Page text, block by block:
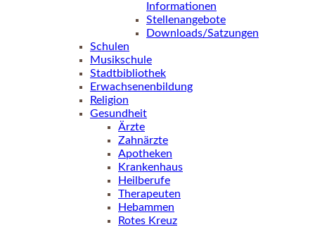
Informationen
Stellenangebote
Downloads/Satzungen
Schulen
Musikschule
Stadtbibliothek
Erwachsenenbildung
Religion
Gesundheit
Ärzte
Zahnärzte
Apotheken
Krankenhaus
Heilberufe
Therapeuten
Hebammen
Rotes Kreuz